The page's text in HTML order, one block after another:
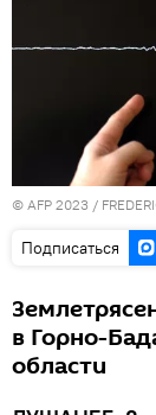
© AFP 2023 /
Подписаться
в Горно-
области